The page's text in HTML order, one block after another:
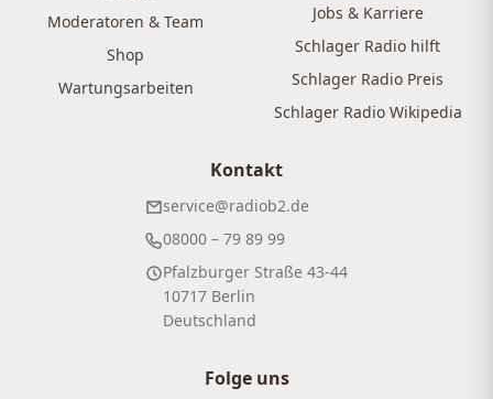
Moderatoren & Team
Shop
Wartungsarbeiten
Jobs & Karriere
Schlager Radio hilft
Schlager Radio Preis
Schlager Radio Wikipedia
Kontakt
service@radiob2.de
08000 – 79 89 99
Pfalzburger Straße 43-44
10717 Berlin
Deutschland
Folge uns